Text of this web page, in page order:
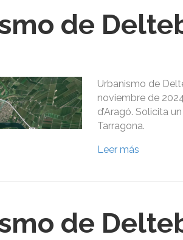
de
Urbanismo de
noviembre de
d’Aragó. Solicita
Tarragona.
Leer más
de